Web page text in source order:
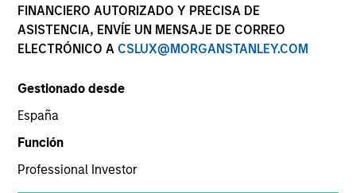
FINANCIERO AUTORIZADO Y PRECISA DE
ASISTENCIA, ENVÍE UN MENSAJE DE CORREO
ELECTRÓNICO A CSLUX@MORGANSTANLEY.COM
Gestionado desde
España
Función
Professional Investor
YEARS OF INDUSTRY EXPERIENCE